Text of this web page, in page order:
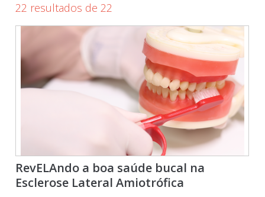
22 resultados de 22
RevELAndo a boa saúde bucal na
Esclerose Lateral Amiotrófica